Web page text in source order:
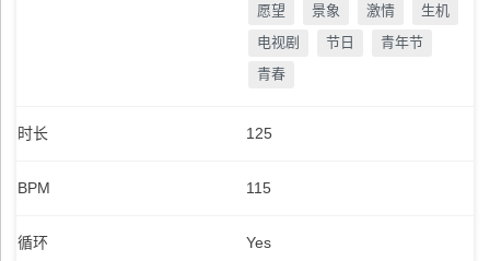
愿望
景象 激情
生机
电视剧
节日
青年节
青春
时长 125
BPM 115
循环 Yes